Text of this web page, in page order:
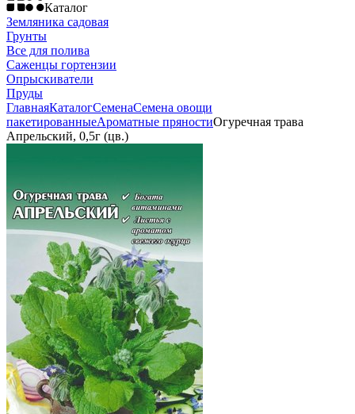
Каталог
Земляника садовая
Грунты
Все для полива
Саженцы гортензии
Опрыскиватели
Пруды
ГлавнаяКаталогСеменаСемена овощи
пакетированныеАроматные пряностиОгуречная трава
Апрельский, 0,5г (цв.)